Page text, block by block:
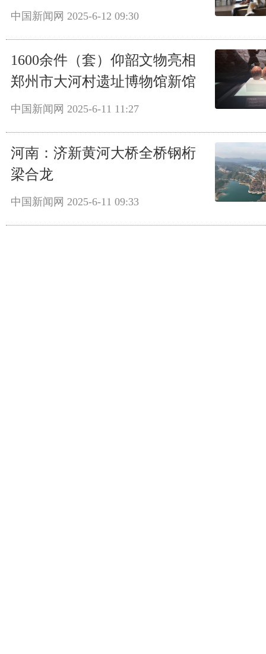
中国新闻网 2025-6-12 09:30
1600余件（套）仰韶文物亮相
郑州市大河村遗址博物馆新馆
中国新闻网 2025-6-11 11:27
河南：济新黄河大桥全桥钢桁
梁合龙
中国新闻网 2025-6-11 09:33